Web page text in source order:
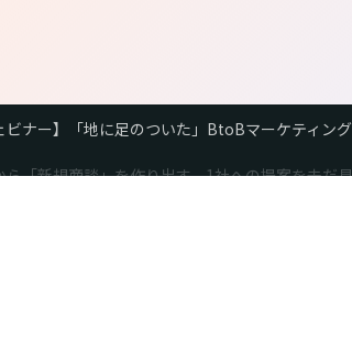
ら「新規商談」を作り出す。1社への提案を未